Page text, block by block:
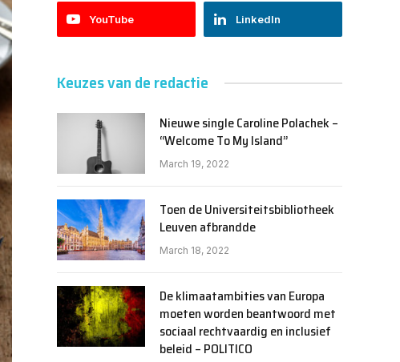
YouTube LinkedIn
Keuzes van de redactie
Nieuwe single Caroline Polachek –
“Welcome To My Island”
March 19, 2022
Toen de Universiteitsbibliotheek
Leuven afbrandde
March 18, 2022
De klimaatambities van Europa
moeten worden beantwoord met
sociaal rechtvaardig en inclusief
beleid – POLITICO